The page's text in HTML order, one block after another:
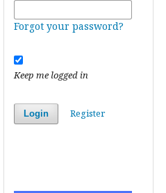
Forgot your password?
Keep me logged in
Login Register